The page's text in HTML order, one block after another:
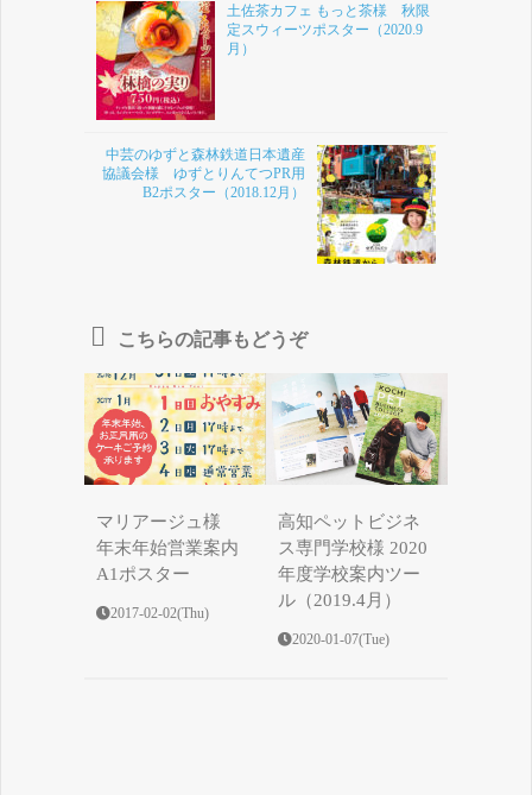
土佐茶カフェ もっと茶様 秋限
定スウィーツポスター（2020.9
月）
中芸のゆずと森林鉄道日本遺産
協議会様 ゆずとりんてつPR用
B2ポスター（2018.12月）
こちらの記事もどうぞ
マリアージュ様
年末年始営業案内
A1ポスター
2017-02-02(Thu)
高知ペットビジネ
ス専門学校様 2020
年度学校案内ツー
ル（2019.4月）
2020-01-07(Tue)